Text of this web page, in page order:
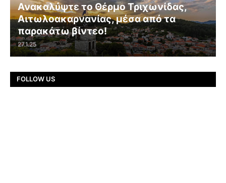
Ανακαλύψτε το Θέρμο Τριχωνίδας,
Αιτωλοακαρνανίας, μέσα από τα
παρακάτω βίντεο!
27.1.25
FOLLOW US